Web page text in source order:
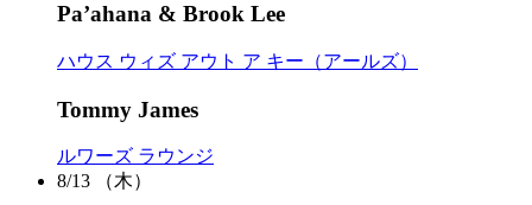
Pa’ahana & Brook Lee
ハウス ウィズ アウト ア キー（アールズ）
Tommy James
ルワーズ ラウンジ
8/13
（木）